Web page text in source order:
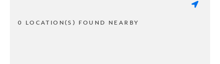
0 LOCATION(S) FOUND NEARBY